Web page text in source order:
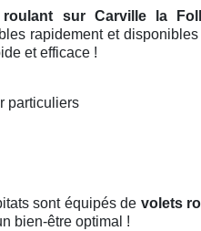
sur Carville la
rapidement et
et efficace !
particuliers
sont équipés de volets
bien-être optimal !